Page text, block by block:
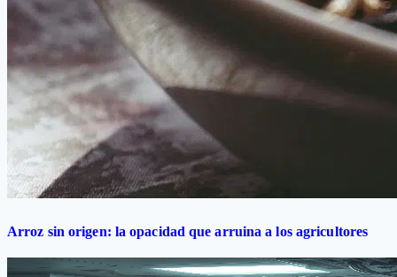
Arroz sin origen: la opacidad que arruina a los agricultores